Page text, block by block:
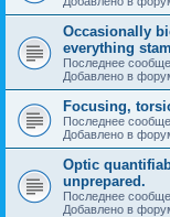
Occasionally
everything
Последнее
Добавлено в
Focusing,
Последнее
Добавлено в
Optic
unprepared.
Последнее
Добавлено в